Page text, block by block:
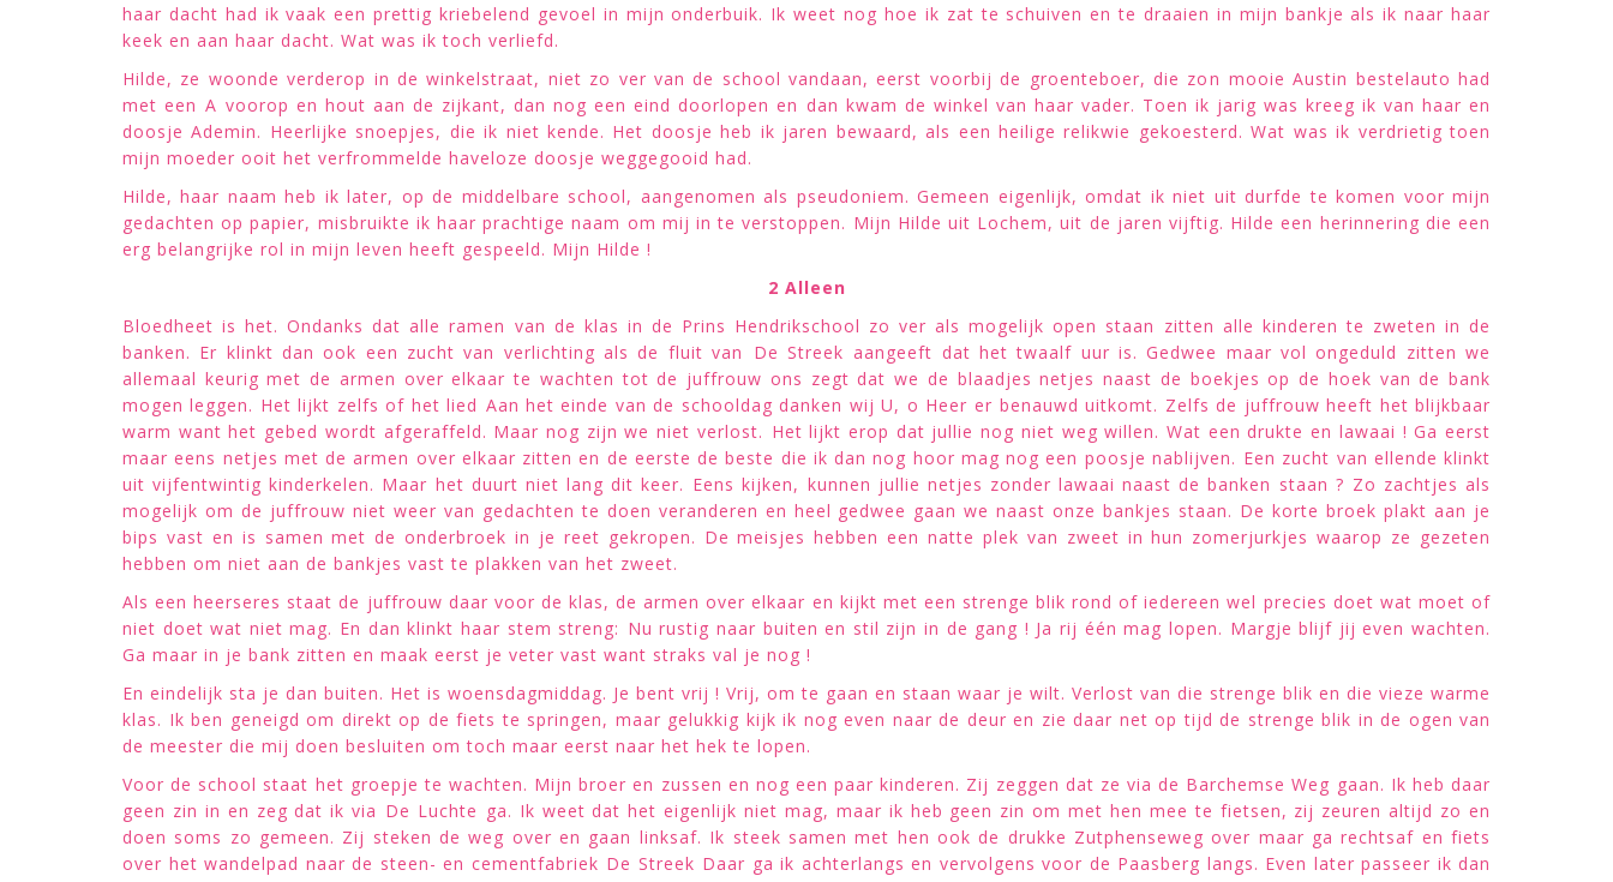
haar dacht had ik vaak een prettig kriebelend gevoel in mijn onderbuik. Ik weet nog hoe ik zat te schuiven en te draaien in mijn bankje als ik naar haar
keek en aan haar dacht. Wat was ik toch verliefd.
Hilde, ze woonde verderop in de winkelstraat, niet zo ver van de school vandaan, eerst voorbij de groenteboer, die zon mooie Austin bestelauto had
met een A voorop en hout aan de zijkant, dan nog een eind doorlopen en dan kwam de winkel van haar vader. Toen ik jarig was kreeg ik van haar en
doosje Ademin. Heerlijke snoepjes, die ik niet kende. Het doosje heb ik jaren bewaard, als een heilige relikwie gekoesterd. Wat was ik verdrietig toen
mijn moeder ooit het verfrommelde haveloze doosje weggegooid had.
Hilde, haar naam heb ik later, op de middelbare school, aangenomen als pseudoniem. Gemeen eigenlijk, omdat ik niet uit durfde te komen voor mijn
gedachten op papier, misbruikte ik haar prachtige naam om mij in te verstoppen. Mijn Hilde uit Lochem, uit de jaren vijftig. Hilde een herinnering die een
erg belangrijke rol in mijn leven heeft gespeeld. Mijn Hilde !
2 Alleen
Bloedheet is het. Ondanks dat alle ramen van de klas in de Prins Hendrikschool zo ver als mogelijk open staan zitten alle kinderen te zweten in de
banken. Er klinkt dan ook een zucht van verlichting als de fluit van De Streek aangeeft dat het twaalf uur is. Gedwee maar vol ongeduld zitten we
allemaal keurig met de armen over elkaar te wachten tot de juffrouw ons zegt dat we de blaadjes netjes naast de boekjes op de hoek van de bank
mogen leggen. Het lijkt zelfs of het lied Aan het einde van de schooldag danken wij U, o Heer er benauwd uitkomt. Zelfs de juffrouw heeft het blijkbaar
warm want het gebed wordt afgeraffeld. Maar nog zijn we niet verlost. Het lijkt erop dat jullie nog niet weg willen. Wat een drukte en lawaai ! Ga eerst
maar eens netjes met de armen over elkaar zitten en de eerste de beste die ik dan nog hoor mag nog een poosje nablijven. Een zucht van ellende klinkt
uit vijfentwintig kinderkelen. Maar het duurt niet lang dit keer. Eens kijken, kunnen jullie netjes zonder lawaai naast de banken staan ? Zo zachtjes als
mogelijk om de juffrouw niet weer van gedachten te doen veranderen en heel gedwee gaan we naast onze bankjes staan. De korte broek plakt aan je
bips vast en is samen met de onderbroek in je reet gekropen. De meisjes hebben een natte plek van zweet in hun zomerjurkjes waarop ze gezeten
hebben om niet aan de bankjes vast te plakken van het zweet.
Als een heerseres staat de juffrouw daar voor de klas, de armen over elkaar en kijkt met een strenge blik rond of iedereen wel precies doet wat moet of
niet doet wat niet mag. En dan klinkt haar stem streng: Nu rustig naar buiten en stil zijn in de gang ! Ja rij één mag lopen. Margje blijf jij even wachten.
Ga maar in je bank zitten en maak eerst je veter vast want straks val je nog !
En eindelijk sta je dan buiten. Het is woensdagmiddag. Je bent vrij ! Vrij, om te gaan en staan waar je wilt. Verlost van die strenge blik en die vieze warme
klas. Ik ben geneigd om direkt op de fiets te springen, maar gelukkig kijk ik nog even naar de deur en zie daar net op tijd de strenge blik in de ogen van
de meester die mij doen besluiten om toch maar eerst naar het hek te lopen.
Voor de school staat het groepje te wachten. Mijn broer en zussen en nog een paar kinderen. Zij zeggen dat ze via de Barchemse Weg gaan. Ik heb daar
geen zin in en zeg dat ik via De Luchte ga. Ik weet dat het eigenlijk niet mag, maar ik heb geen zin om met hen mee te fietsen, zij zeuren altijd zo en
doen soms zo gemeen. Zij steken de weg over en gaan linksaf. Ik steek samen met hen ook de drukke Zutphenseweg over maar ga rechtsaf en fiets
over het wandelpad naar de steen- en cementfabriek De Streek Daar ga ik achterlangs en vervolgens voor de Paasberg langs. Even later passeer ik dan